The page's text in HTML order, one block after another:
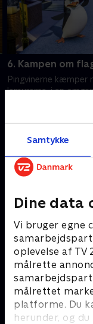
Samtykke
Dine data
Vi bruger egne
oplevelse af TV
målrette
målrettet
platforme. Du
herunder, og
6. Kampen om
Pingvinerne kæmper
lemurerne, i en
flaget først.
Andre så også
Miniteve:
Børneserier • 1